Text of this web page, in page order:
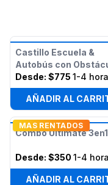
Castillo Escuela &
Autobús con
Desde: $775 1-4
AÑADIR AL
MAS RENTADOS
Combo Ultimate 3en1
Desde: $350 1-4
AÑADIR AL